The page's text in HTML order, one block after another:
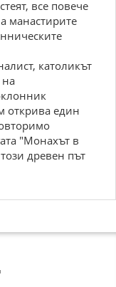
все повече
манастирите
католикът
на
открива един
"Монахът в
древен път